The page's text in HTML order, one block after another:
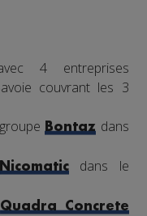
4 entreprises
couvrant les 3
Bontaz dans
Nicomaticdans le
Quadra Concrete